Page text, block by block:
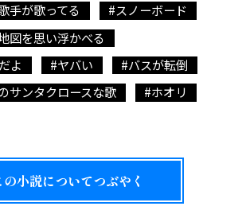
手が歌ってる
#スノーボード
図を思い浮かべる
よ
#ヤバい
#バスが転倒
サンタクロースな歌 #ホオリ
の小説についてつぶやく